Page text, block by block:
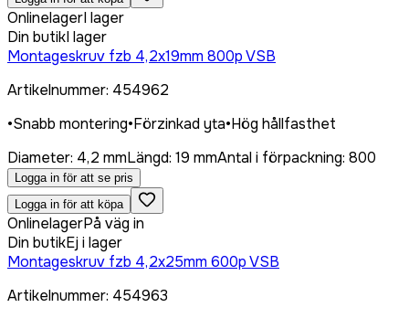
OnlinelagerI lager
Din butikI lager
Montageskruv fzb 4,2x19mm 800p VSB
Artikelnummer: 454962
•Snabb montering•Förzinkad yta•Hög hållfasthet
Diameter: 4,2 mmLängd: 19 mmAntal i förpackning: 800
Logga in för att se pris
Logga in för att köpa
OnlinelagerPå väg in
Din butikEj i lager
Montageskruv fzb 4,2x25mm 600p VSB
Artikelnummer: 454963